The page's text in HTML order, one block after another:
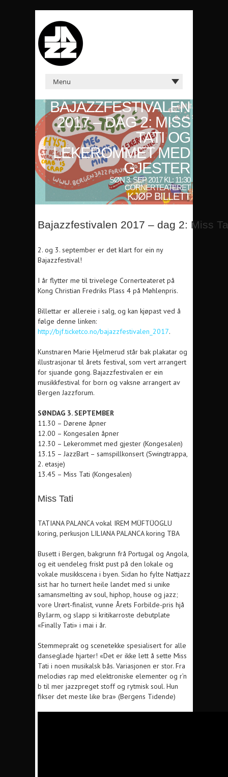
BAJAZZFESTIVALEN
2017 – DAG 2: MISS
TATI OG
LEKEROMMET MED
GJESTER
SØN 3. SEP 2017 KL: 11:30
CORNERTEATERET
KJØP BILLETT
Bajazzfestivalen 2017 – dag 2: Miss
2. og 3. september er det klart for ein ny
Bajazzfestival!
I år flytter me til trivelege Cornerteateret på
Kong Christian Fredriks Plass 4 på Møhlenpris.
Billettar er allereie i salg, og kan kjøpast ved å
følge denne linken:
http://bjf.ticketco.no/bajazzfestivalen_2017.
Kunstnaren Marie Hjelmerud står bak plakatar og
illustrasjonar til årets festival, som vert arrangert
for sjuande gong. Bajazzfestivalen er ein
musikkfestival for born og vaksne arrangert av
Bergen Jazzforum.
SØNDAG 3. SEPTEMBER
11.30 – Dørene åpner
12.00 – Kongesalen åpner
12.30 – Lekerommet med gjester (Kongesalen)
13.15 – JazzBart – samspillkonsert (Swingtrappa,
2. etasje)
13.45 – Miss Tati (Kongesalen)
Miss Tati
TATIANA PALANCA vokal IREM MÜFTÜOGLU
koring, perkusjon LILIANA PALANCA koring TBA
Busett i Bergen, bakgrunn frå Portugal og Angola,
og eit uendeleg friskt pust på den lokale og
vokale musikkscena i byen. Sidan ho fylte Nattjazz
sist har ho turnert heile landet med si unike
samansmelting av soul, hiphop, house og jazz;
vore Urørt-finalist, vunne Årets Forbilde-pris hjå
By:larm, og slapp si kritikarroste debutplate
«Finally Tati» i mai i år.
Stemmeprakt og scenetekke spesialisert for alle
danseglade hjarter! «Det er ikke lett å sette Miss
Tati i noen musikalsk bås. Variasjonen er stor. Fra
melodiøs rap med elektroniske elementer og r’n
b til mer jazzpreget stoff og rytmisk soul. Hun
fikser det meste like bra» (Bergens Tidende)